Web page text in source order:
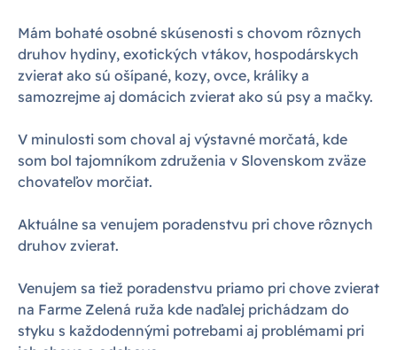
Mám bohaté osobné skúsenosti s chovom rôznych
druhov hydiny, exotických vtákov, hospodárskych
zvierat ako sú ošípané, kozy, ovce, králiky a
samozrejme aj domácich zvierat ako sú psy a mačky.
V minulosti som choval aj výstavné morčatá, kde
som bol tajomníkom združenia v Slovenskom zväze
chovateľov morčiat.
Aktuálne sa venujem poradenstvu pri chove rôznych
druhov zvierat.
Venujem sa tiež poradenstvu priamo pri chove zvierat
na Farme Zelená ruža kde naďalej prichádzam do
styku s každodennými potrebami aj problémami pri